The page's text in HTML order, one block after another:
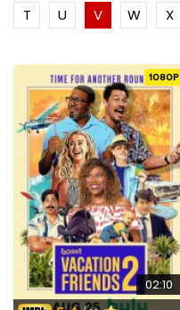
T
U V W X
1080P
02:10